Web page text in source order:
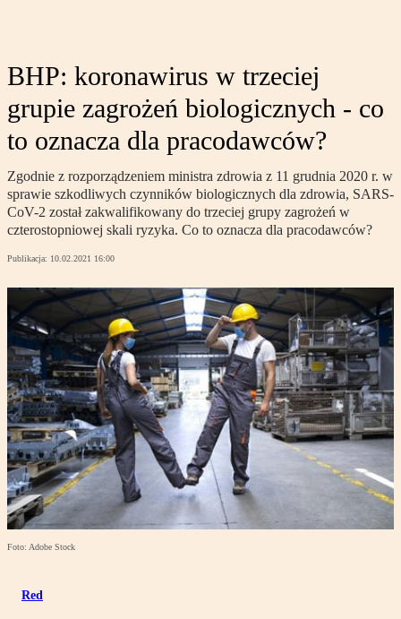
BHP: koronawirus w trzeciej
grupie zagrożeń biologicznych - co
to oznacza dla pracodawców?
Zgodnie z rozporządzeniem ministra zdrowia z 11 grudnia 2020 r. w
sprawie szkodliwych czynników biologicznych dla zdrowia, SARS-
CoV-2 został zakwalifikowany do trzeciej grupy zagrożeń w
czterostopniowej skali ryzyka. Co to oznacza dla pracodawców?
Publikacja: 10.02.2021 16:00
Foto: Adobe Stock
Red